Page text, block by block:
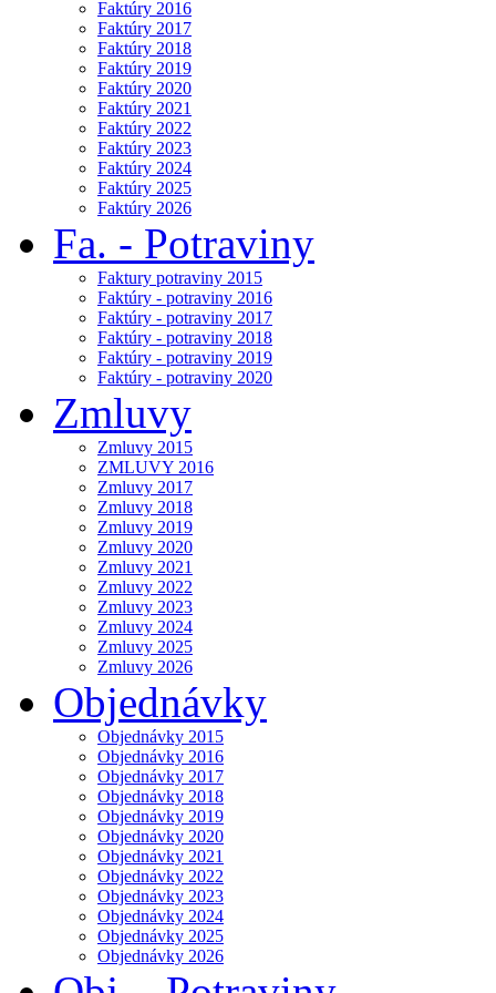
Faktúry 2016
Faktúry 2017
Faktúry 2018
Faktúry 2019
Faktúry 2020
Faktúry 2021
Faktúry 2022
Faktúry 2023
Faktúry 2024
Faktúry 2025
Faktúry 2026
Fa. - Potraviny
Faktury potraviny 2015
Faktúry - potraviny 2016
Faktúry - potraviny 2017
Faktúry - potraviny 2018
Faktúry - potraviny 2019
Faktúry - potraviny 2020
Zmluvy
Zmluvy 2015
ZMLUVY 2016
Zmluvy 2017
Zmluvy 2018
Zmluvy 2019
Zmluvy 2020
Zmluvy 2021
Zmluvy 2022
Zmluvy 2023
Zmluvy 2024
Zmluvy 2025
Zmluvy 2026
Objednávky
Objednávky 2015
Objednávky 2016
Objednávky 2017
Objednávky 2018
Objednávky 2019
Objednávky 2020
Objednávky 2021
Objednávky 2022
Objednávky 2023
Objednávky 2024
Objednávky 2025
Objednávky 2026